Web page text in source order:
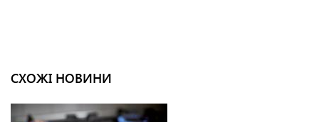
СХОЖІ НОВИНИ